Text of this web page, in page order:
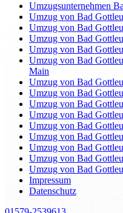
Umzugsunternehmen
Umzug von Bad
Umzug von Bad
Umzug von Bad
Umzug von Bad
Umzug von Bad
Main
Umzug von Bad
Umzug von Bad
Umzug von Bad
Umzug von Bad
Umzug von Bad
Umzug von Bad
Umzug von Bad
Umzug von Bad
Umzug von Bad
Impressum
Datenschutz